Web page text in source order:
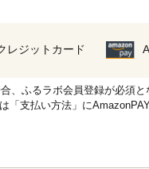
レジットカード
、ふるラボ会員登録が必須と
「支払い方法」に